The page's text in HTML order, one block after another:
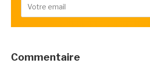
Commentaire